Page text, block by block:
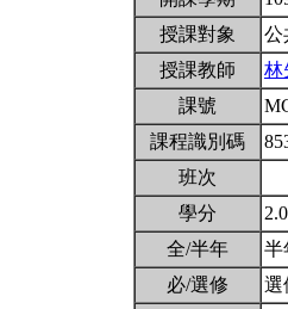
授課對象
公
授課教師
林
課號
課程識別碼
班次
學分
2.0
全/半年
半
必/選修
選